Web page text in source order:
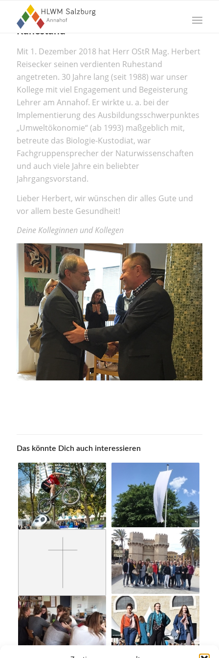
Ruhestand
Mit 1. Dezember 2018 hat Herr OStR Mag. Herbert
Reisecker seinen verdienten Ruhestand
angetreten. 30 Jahre lang (seit 1988) war unser
Kollege mit viel Engagement und Begeisterung
Lehrer am Annahof. Er wirkte u. a. bei der
Implementierung des Ausbildungsschwerpunktes
„Umweltökonomie“ (ab 1993) maßgeblich mit,
betreute das Biologie-Kustodiat, war
Fachgruppensprecher der Naturwissenschaften
und auch viele Jahre ein beliebter
Jahrgangsvorstand.
Lieber Herbert, wir wünschen dir alles Gute und
vor allem beste Gesundheit!
Deine Kolleginnen und Kollegen
Das könnte Dich auch interessieren